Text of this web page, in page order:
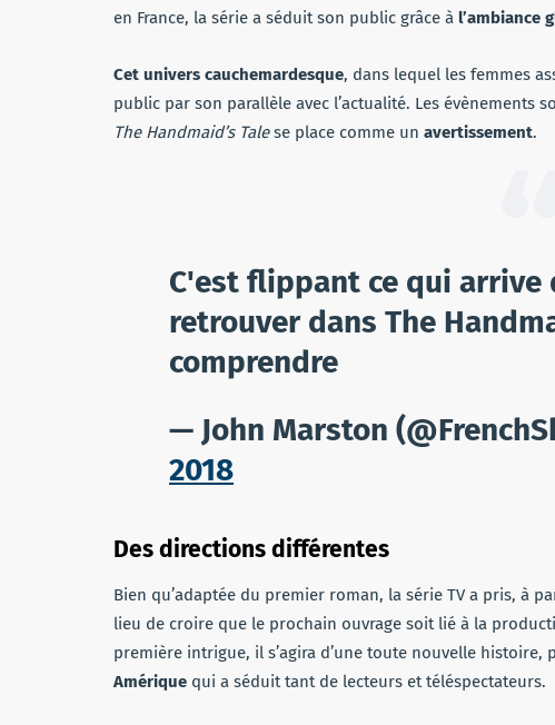
en France, la série a séduit son public grâce à l’ambiance
Cet univers cauchemardesque, dans lequel les femmes
public par son parallèle avec l’actualité. Les évènements
The Handmaid’s Talese place comme un avertissement.
C'est flippant ce qui arrive
retrouver dans The
comprendre
— John Marston
2018
Des directions différentes
Bien qu’adaptée du premier roman, la série TV a pris, à
lieu de croire que le prochain ouvrage soit lié à la
première intrigue, il s’agira d’une toute nouvelle
Amérique qui a séduit tant de lecteurs et téléspectateurs.